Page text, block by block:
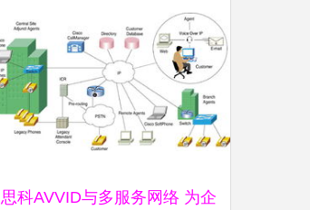
思科AVVID与多服务网络 为企